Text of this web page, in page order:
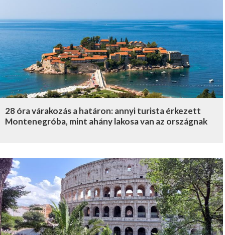
28 óra várakozás a határon: annyi turista érkezett
Montenegróba, mint ahány lakosa van az országnak